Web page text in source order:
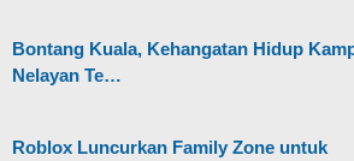
Bontang Kuala, Kehangatan Hidup
Nelayan Te…
Roblox Luncurkan Family Zone untuk